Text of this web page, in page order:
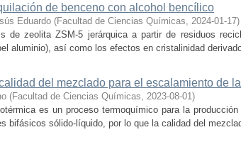
de benceno con alcohol bencílico
Eduardo (Facultad de Ciencias Químicas, 2024-01-17)
de zeolita ZSM-5 jerárquica a partir de residuos
aluminio), así como los efectos en cristalinidad
del mezclado para el escalamiento de
(Facultad de Ciencias Químicas, 2023-08-01)
es un proceso termoquímico para la
bifásicos sólido-líquido, por lo que la calidad del